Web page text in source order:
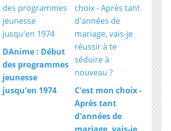
DAnime : Début
des programmes
jeunesse
jusqu'en 1974
C'est mon choix -
Après tant
d'années de